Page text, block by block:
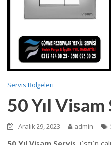
Servis Bölgeleri
50 Yıl Visam
Aralık 29, 2023 admin
50 Yıl Visam Servis, üstün